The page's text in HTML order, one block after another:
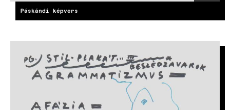
Páskándi képvers